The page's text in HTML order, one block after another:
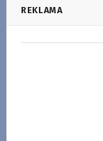
REKLAMA